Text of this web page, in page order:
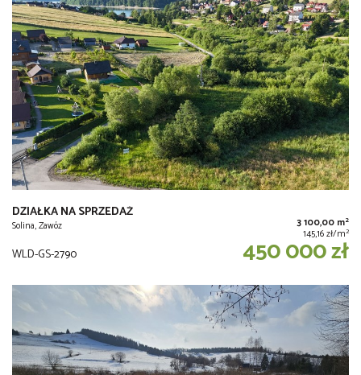
DZIAŁKA NA SPRZEDAŻ
Solina, Zawóz 3 100,00 m2
145,16 zł/m2
WLD-GS-2790 450 000 zł